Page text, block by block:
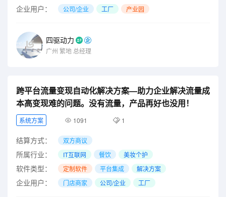
企业用户： 公司/企业 工厂 产业园
四驱动力
广州 繁地 总经理
跨平台流量变现自动化解决方案—助力企业解决流量成
本高变现难的问题。没有流量，产品再好也没用！
系统方案 1091 1
结算方式： 双方商议
所属行业： IT互联网 餐饮 美妆个护
软件类型： 定制软件 平台集成 解决方案
企业用户： 门店商家 公司/企业 工厂